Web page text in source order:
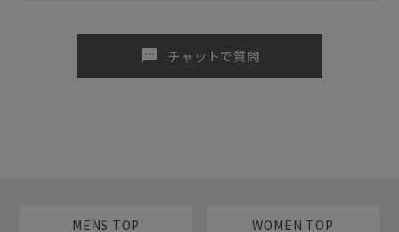
sms チャットで質問
MENS TOP WOMEN TOP